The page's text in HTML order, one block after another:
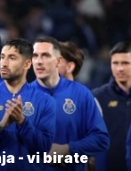
- vi birate